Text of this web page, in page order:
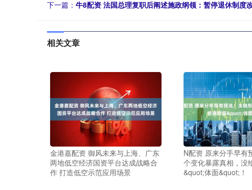
下一篇： 牛8配资 法国总理复职后阐述施政纲领：暂停退休制度
相关文章
金港嘉配资 御风未来与上海、广东
两地低空经济国资平台达成战略合
作 打造低空示范应用场景
N配资 原来分手早有
个变化暴露真相，没
&quot;体面&quot;！